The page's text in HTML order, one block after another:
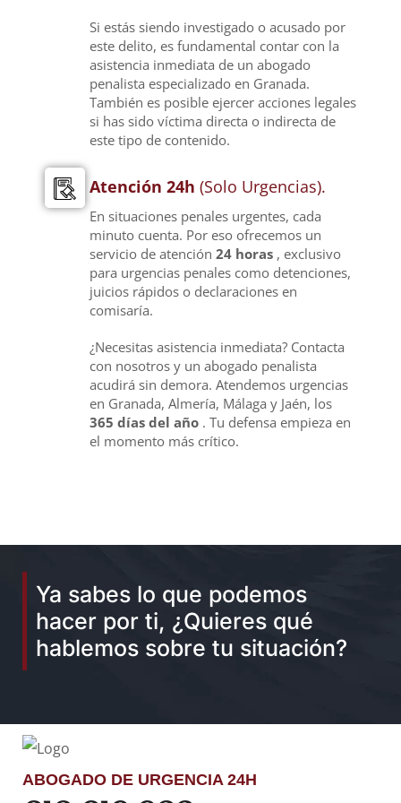
Si estás siendo investigado o acusado por
este delito, es fundamental contar con la
asistencia inmediata de un abogado
penalista especializado en Granada.
También es posible ejercer acciones legales
si has sido víctima directa o indirecta de
este tipo de contenido.
Atención 24h (Solo Urgencias).
En situaciones penales urgentes, cada
minuto cuenta. Por eso ofrecemos un
servicio de atención 24 horas , exclusivo
para urgencias penales como detenciones,
juicios rápidos o declaraciones en
comisaría.
¿Necesitas asistencia inmediata? Contacta
con nosotros y un abogado penalista
acudirá sin demora. Atendemos urgencias
en Granada, Almería, Málaga y Jaén, los
365 días del año . Tu defensa empieza en
el momento más crítico.
Ya sabes lo que podemos
hacer por ti, ¿Quieres qué
hablemos sobre tu situación?
ABOGADO DE URGENCIA 24H